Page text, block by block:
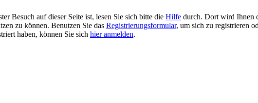
Besuch auf dieser Seite ist, lesen Sie sich bitte die Hilfe durch. Dort wird Ihnen
zu können. Benutzen Sie das Registrierungsformular, um sich zu registrieren
haben, können Sie sich hier anmelden.